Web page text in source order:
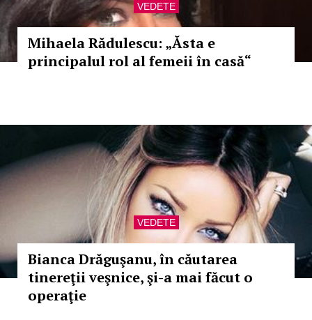
VEDETE
Mihaela Rădulescu: „Ăsta e
principalul rol al femeii în casă“
VEDETE
Bianca Drăguşanu, în căutarea
tinereţii veşnice, şi-a mai făcut o
operaţie